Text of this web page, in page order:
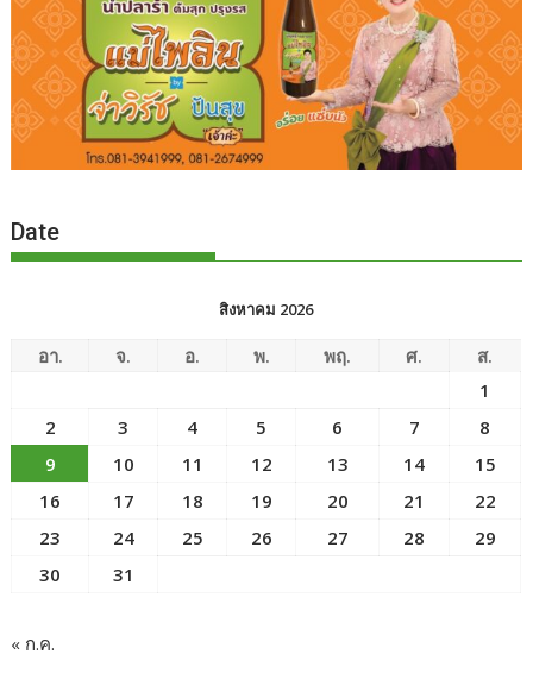
Date
สิงหาคม 2026
อา. จ. อ. พ. พฤ. ศ.
ส.
1
2
3 4 5 6 7
8
9
10 11 12 13 14
15
16
17 18 19 20 21
22
23
24 25 26 27 28
29
30
31
« ก.ค.